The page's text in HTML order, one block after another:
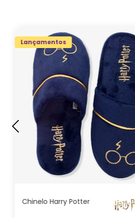
Lançamentos
Chinelo Harry Potter
G GG M P
ADICIONAR AO
CARRINHO